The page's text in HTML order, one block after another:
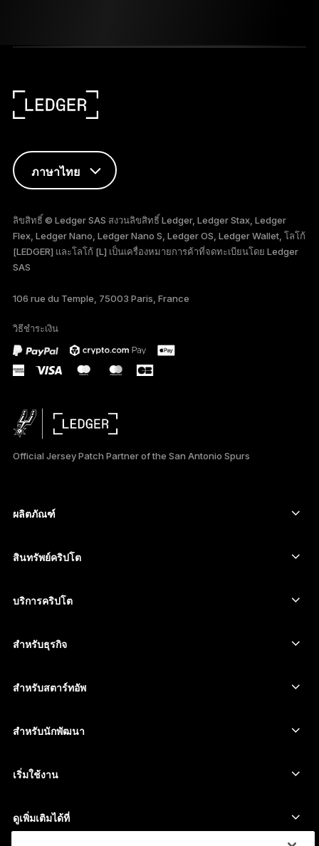
ภาษาไทย
FRANÇAIS
TÜRKÇE
DEUTSCH
PORTUGUÊS
ลิขสิทธิ์ © Ledger SAS สงวนลิขสิทธิ์ Ledger, Ledger Stax, Ledger
Flex, Ledger Nano, Ledger Nano S, Ledger OS, Ledger Wallet, โลโก้
[LEDGER] และโลโก้ [L] เป็นเครื่องหมายการค้าที่จดทะเบียนโดย Ledger
SAS
106 rue du Temple, 75003 Paris, France
วิธีชำระเงิน
Official Jersey Patch Partner of the San Antonio Spurs
ผลิตภัณฑ์
Hardware Wallet
Ledger Stax
Ledger Nano Classics
Bundles
ผลิตภัณฑ์ทั้งหมด
สินทรัพย์คริปโต
Ethereum Wallet
Cardano wallet
Monero wallet
ดูสินทรัพย์ทั้งหมด
บริการคริปโต
ซื้อคริปโต
สวอปคริปโต
สำหรับธุรกิจ
สำหรับสตาร์ทอัพ
สำหรับนักพัฒนา
เริ่มใช้งาน
Wallet และบริการที่ใช้ร่วมกันได้
ดูเพิ่มเติมได้ที่